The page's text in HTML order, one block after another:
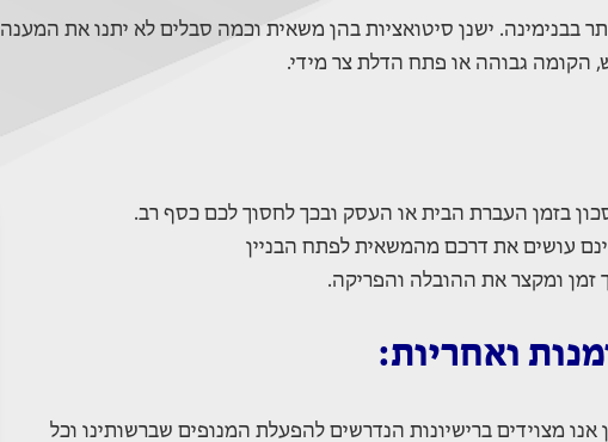
בבנימינה. ישנן סיטואציות בהן משאית וכמה סבלים לא יתנו את המענה
הקומה גבוהה או פתח הדלת צר מידי.
בזמן העברת הבית או העסק ובכך לחסוך לכם כסף רב.
עושים את דרכם מהמשאית לפתח הבניין
ומקצר את ההובלה והפריקה.
ואחריות:
מצוידים ברישיונות הנדרשים להפעלת המנופים שברשותינו וכל